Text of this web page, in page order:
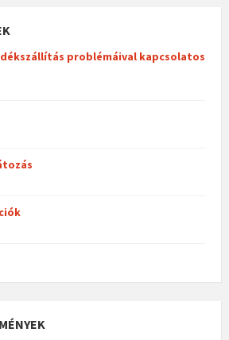
problémáival kapcsolatos